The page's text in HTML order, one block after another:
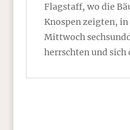
Flagstaff, wo die
Knospen zeigten,
Mittwoch
herrschten und sich